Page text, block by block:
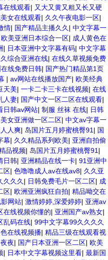
在线观看| 又大又黄又粗又长又硬
女在线观看| 久久午夜电影一区|
情| 国产精品主播久久 | 中文字幕一
欧美亚洲日本综合一区| 成人黄色在
| 日本亚洲中文字幕有码| 中文字幕
综合亚洲在线| 在线久草视频免费
线免费日韩| 国产热门精品第1页
| av网站在线播放国产| 欧美经典
天美| 一卡二卡三卡在线视频| 在线
人妻| 国产中文一区二区在线观看|
日韩av网站| 制服 丝袜 在线| 日韩
美女亚洲做一区二区| 中文av字幕一
人爽| 岛国片五月婷蜜桃臀91 | 国
幕| 久久精品系列欧美| 亚洲自拍偷
品视频| 岛国片五月婷蜜桃臀91 |
日韩| 亚洲精品在线一卡| 91亚洲中
区| 色噜噜成人av在线av8| 久久亚
久久久 | 日韩免费毛片一区二区| 成
区| 欧洲亚洲疯狂自拍| 精品呦交在
网站| 激情婷婷,深爱婷婷| 亚洲av
在线视频你懂的| 亚洲国产av熟女|
乱码在线| 99中文字幕99久久久久
在线视频播| 精品三级在线观看视
夜| 国产日本亚洲一区二区| 欧美
| 日本中文字幕视频这里看| 最新国